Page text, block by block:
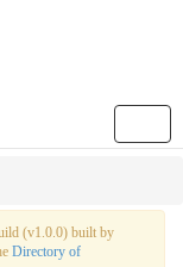
(v1.0.0) built by
Directory of